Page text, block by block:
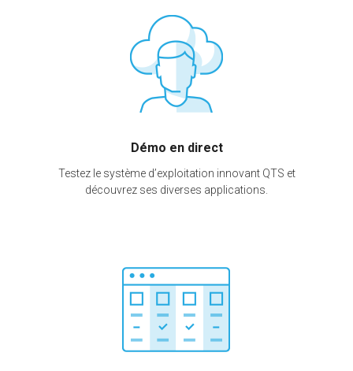
Démo en direct
Testez le système d’exploitation innovant QTS et
découvrez ses diverses applications.